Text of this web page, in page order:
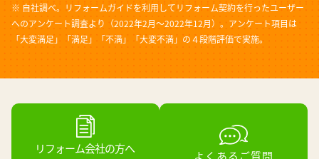
※ 自社調べ。リフォームガイドを利用してリフォーム契約を行ったユーザー
へのアンケート調査より（2022年2月～2022年12月）。アンケート項目は
「大変満足」「満足」「不満」「大変不満」の４段階評価で実施。
リフォーム会社の方へ